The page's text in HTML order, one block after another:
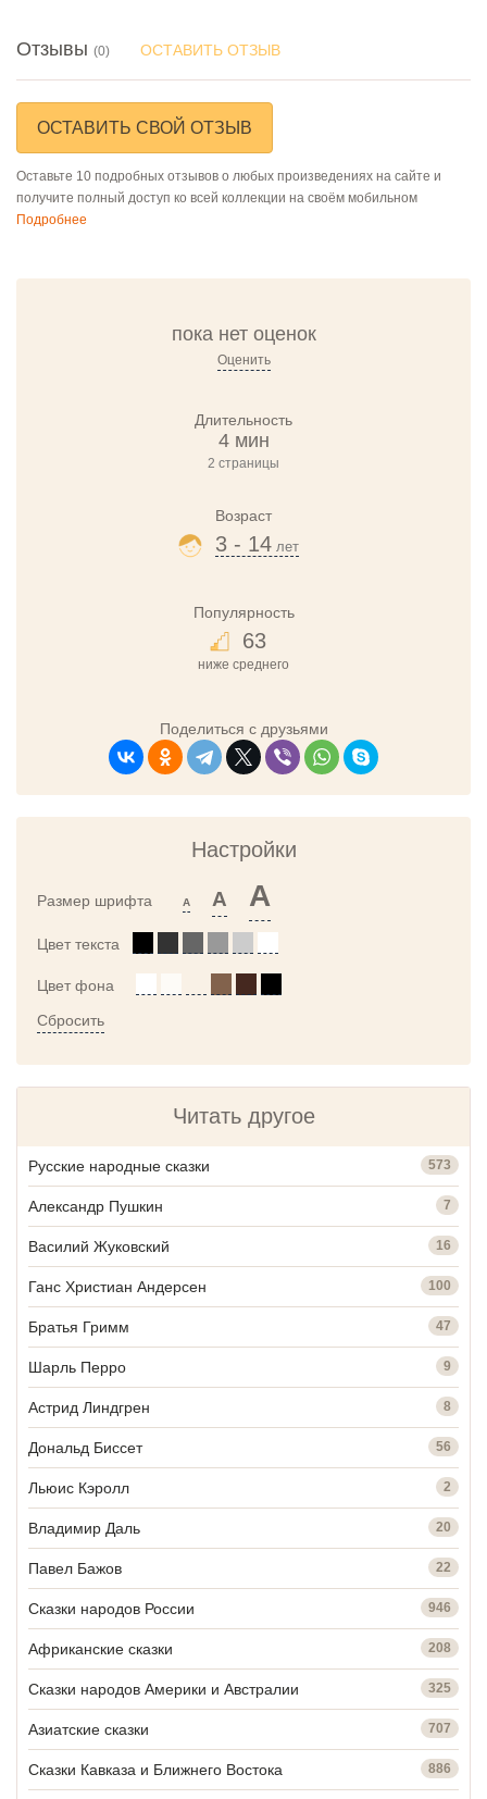
Отзывы (0) ОСТАВИТЬ ОТЗЫВ
ОСТАВИТЬ СВОЙ ОТЗЫВ
Оставьте 10 подробных отзывов о любых произведениях на сайте и
получите полный доступ ко всей коллекции на своём мобильном
Подробнее
пока нет оценок
Оценить
Длительность
4 мин
2 страницы
Возраст
3 - 14лет
Популярность
63
ниже среднего
Поделиться с друзьями
Настройки
Размер шрифта A A A
Цвет текста
Цвет фона
Сбросить
Читать другое
Русские народные сказки 573
Александр Пушкин 7
Василий Жуковский 16
Ганс Христиан Андерсен 100
Братья Гримм 47
Шарль Перро 9
Астрид Линдгрен 8
Дональд Биссет 56
Льюис Кэролл 2
Владимир Даль 20
Павел Бажов 22
Сказки народов России 946
Африканские сказки 208
Сказки народов Америки и Австралии 325
Азиатские сказки 707
Сказки Кавказа и Ближнего Востока 886